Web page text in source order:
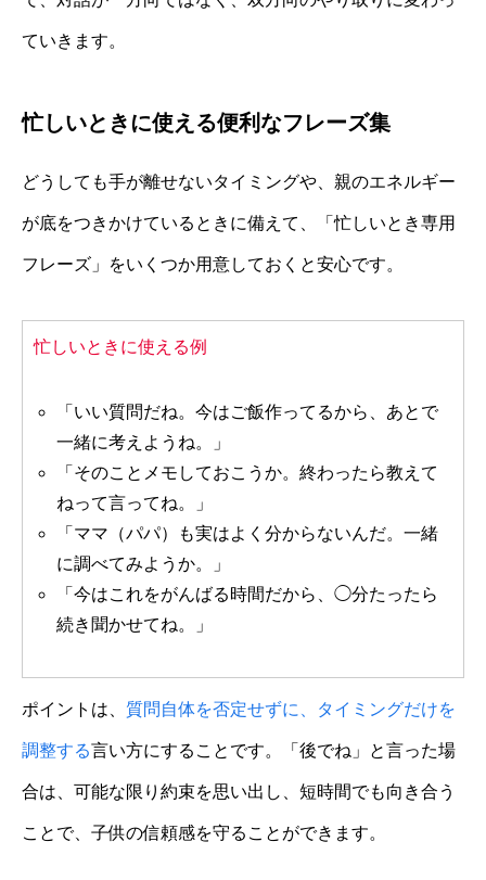
ていきます。
忙しいときに使える便利なフレーズ集
どうしても手が離せないタイミングや、親のエネルギー
が底をつきかけているときに備えて、「忙しいとき専用
フレーズ」をいくつか用意しておくと安心です。
忙しいときに使える例
「いい質問だね。今はご飯作ってるから、あとで
一緒に考えようね。」
「そのことメモしておこうか。終わったら教えて
ねって言ってね。」
「ママ（パパ）も実はよく分からないんだ。一緒
に調べてみようか。」
「今はこれをがんばる時間だから、◯分たったら
続き聞かせてね。」
ポイントは、 質問自体を否定せずに、タイミングだけを
調整する言い方にすることです。「後でね」と言った場
合は、可能な限り約束を思い出し、短時間でも向き合う
ことで、子供の信頼感を守ることができます。